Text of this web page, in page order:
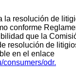
la resolución de
conforme
que la
resolución de
en el enlace
consumers/odr.